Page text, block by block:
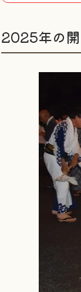
2025年の